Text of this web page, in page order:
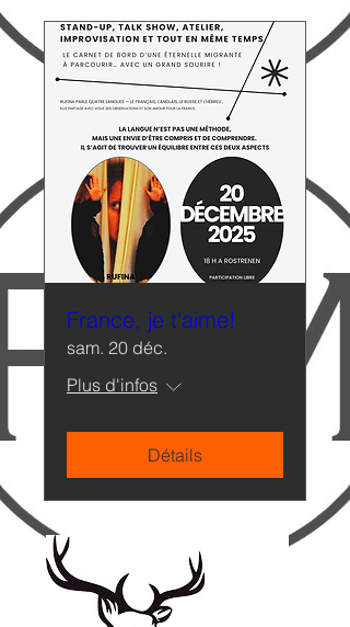
France, je t'aime!
sam. 20 déc.
Plus d'infos
Détails